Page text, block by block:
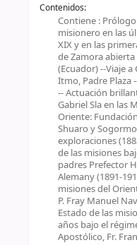
Contenidos:
Contiene :
misionero en las
XIX y en las
de Zamora
(Ecuador) --Viaje
Itmo, Padre Plaza
-- Actuación
Gabriel Sla en las
Oriente:
Shuaro y
exploraciones
de las misiones
padres Prefector
Alemany (1891-
misiones del
P. Fray Manuel
Estado de las
años bajo el
Apostólico, Fr.